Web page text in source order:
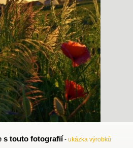
s touto fotografií - ukázka výrobků